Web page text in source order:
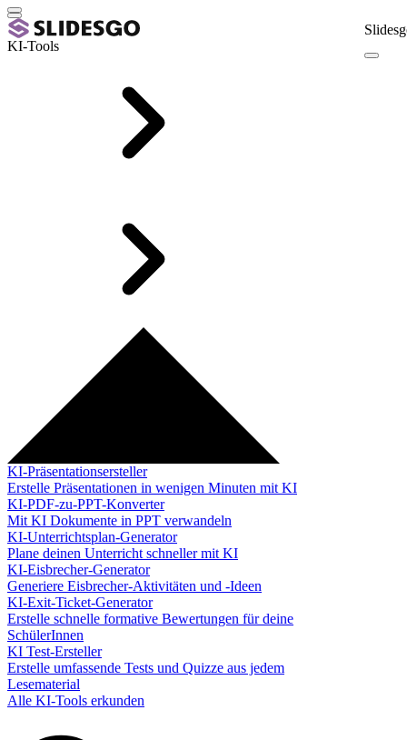
KI-Tools
KI-Präsentationsersteller
Erstelle Präsentationen in wenigen Minuten mit KI
KI-PDF-zu-PPT-Konverter
Mit KI Dokumente in PPT verwandeln
KI-Unterrichtsplan-Generator
Plane deinen Unterricht schneller mit KI
KI-Eisbrecher-Generator
Generiere Eisbrecher-Aktivitäten und -Ideen
KI-Exit-Ticket-Generator
Erstelle schnelle formative Bewertungen für deine
SchülerInnen
KI Test-Ersteller
Erstelle umfassende Tests und Quizze aus jedem
Lesematerial
Alle KI-Tools erkunden